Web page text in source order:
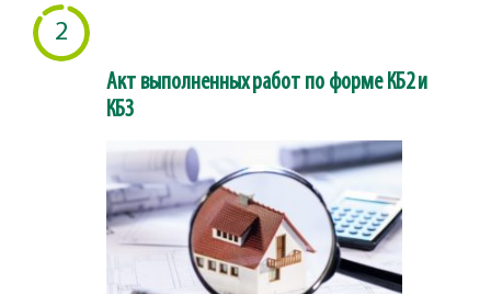
2
Акт выполненных работ по форме КБ2 и
КБ3